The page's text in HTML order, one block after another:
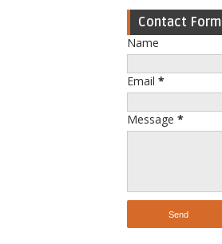
Contact Form
Name
Email *
Message *